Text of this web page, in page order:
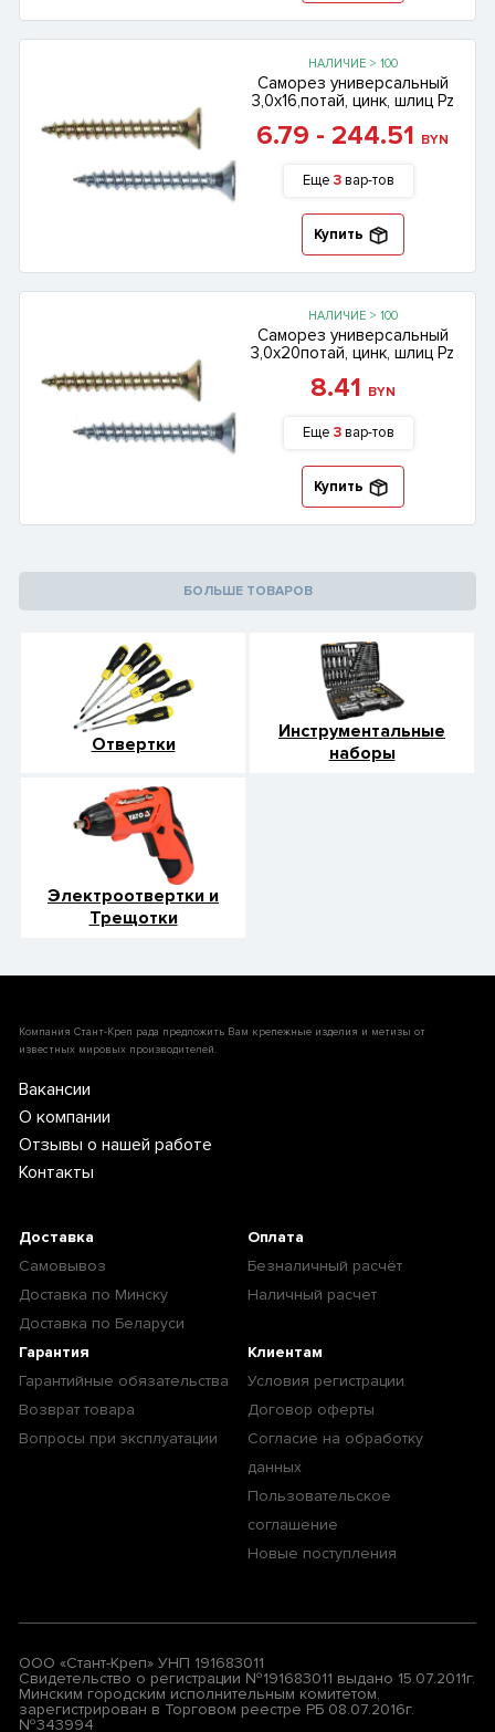
НАЛИЧИЕ > 100
Саморез универсальный
3,0х16,потай, цинк, шлиц Pz
6.79 - 244.51 BYN
Еще 3вар-тов
Купить
НАЛИЧИЕ > 100
Саморез универсальный
3,0х20потай, цинк, шлиц Pz
8.41 BYN
Еще 3вар-тов
Купить
БОЛЬШЕ ТОВАРОВ
Отвертки
Инструментальные
наборы
Электроотвертки и
Трещотки
Компания Стант-Креп рада предложить Вам крепежные изделия и метизы от
известных мировых производителей.
Вакансии
О компании
Отзывы о нашей работе
Контакты
Доставка
Самовывоз
Доставка по Минску
Доставка по Беларуси
Оплата
Безналичный расчёт
Наличный расчет
Гарантия
Гарантийные обязательства
Возврат товара
Вопросы при эксплуатации
Клиентам
Условия регистрации
Договор оферты
Согласие на обработку
данных
Пользовательское
соглашение
Новые поступления
ООО «Стант-Креп» УНП 191683011
Свидетельство о регистрации №191683011 выдано 15.07.2011г.
Минским городским исполнительным комитетом,
зарегистрирован в Торговом реестре РБ 08.07.2016г.
№343994